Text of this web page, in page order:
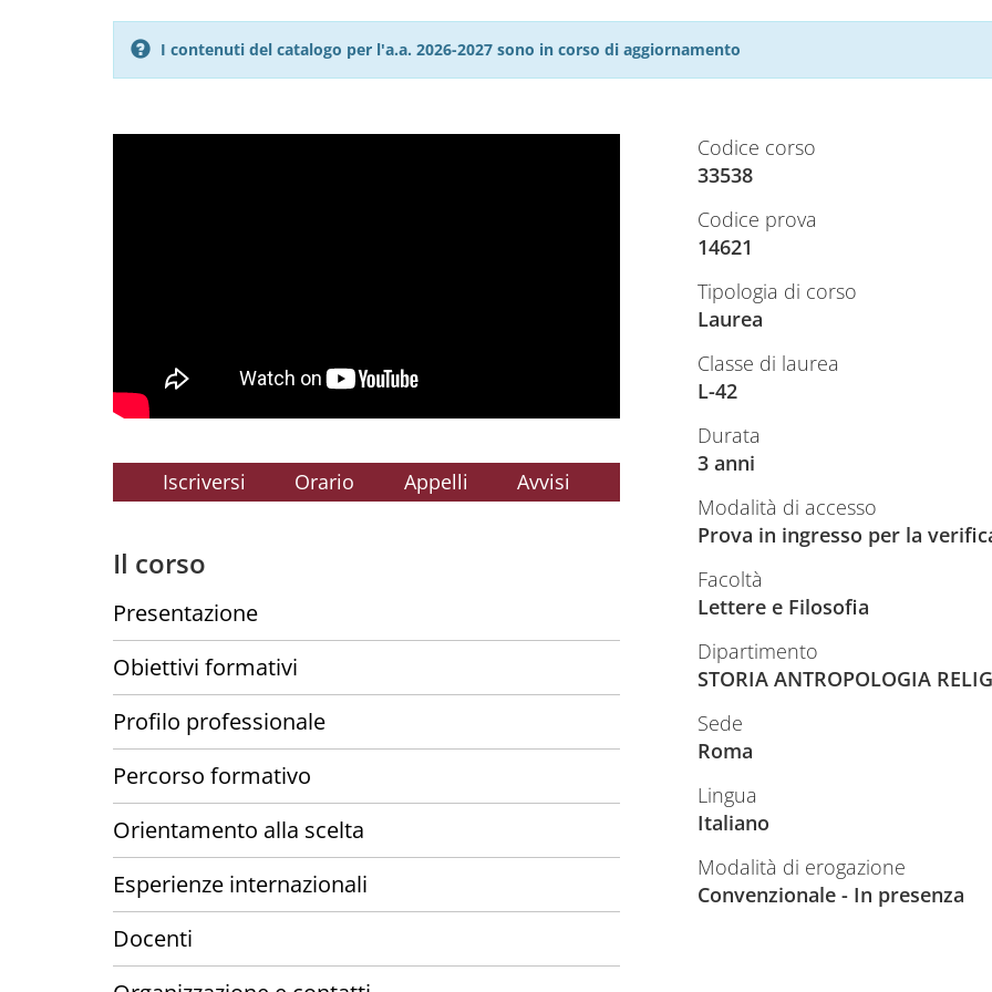
I contenuti del catalogo per l'a.a. 2026-2027 sono in corso di aggiornamento
Iscriversi Orario Appelli Avvisi
Il corso
Presentazione
Obiettivi formativi
Profilo professionale
Percorso formativo
Orientamento alla scelta
Esperienze internazionali
Docenti
Codice corso
33538
Codice prova
14621
Tipologia di corso
Laurea
Classe di laurea
L-42
Durata
3 anni
Modalità di accesso
Prova in ingresso per la
Facoltà
Lettere e Filosofia
Dipartimento
STORIA ANTROPOLOGIA
Sede
Roma
Lingua
Italiano
Modalità di erogazione
Convenzionale - In presenza